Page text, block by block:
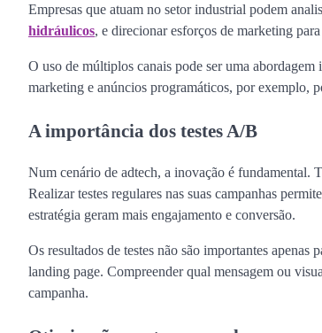
Empresas que atuam no setor industrial podem
hidráulicos, e direcionar esforços de marketing
O uso de múltiplos canais pode ser uma
marketing e anúncios programáticos, por exemplo,
A importância dos testes A/B
Num cenário de adtech, a inovação é fundamental.
Realizar testes regulares nas suas campanhas
estratégia geram mais engajamento e conversão.
Os resultados de testes não são importantes
landing page. Compreender qual mensagem ou
campanha.